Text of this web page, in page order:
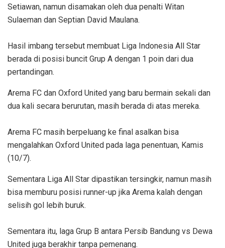
Setiawan, namun disamakan oleh dua penalti Witan
Sulaeman dan Septian David Maulana.
‎Hasil imbang tersebut membuat Liga Indonesia All Star
berada di posisi buncit Grup A dengan 1 poin dari dua
pertandingan.
Arema FC dan Oxford United yang baru bermain sekali dan
dua kali secara berurutan, masih berada di atas mereka.
‎Arema FC masih berpeluang ke final asalkan bisa
mengalahkan Oxford United pada laga penentuan, Kamis
(10/7).
Sementara Liga All Star dipastikan tersingkir, namun masih
bisa memburu posisi runner-up jika Arema kalah dengan
selisih gol lebih buruk.
‎Sementara itu, laga Grup B antara Persib Bandung vs Dewa
United juga berakhir tanpa pemenang.